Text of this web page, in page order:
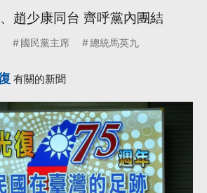
趙少康同台 齊呼黨內團結
國民黨主席 總統馬英九
有關的新聞